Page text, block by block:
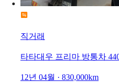
직거래
타타대우 프리마 방통차
12년 04월 · 830,000km